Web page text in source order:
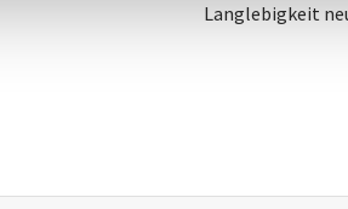
Langlebigkeit